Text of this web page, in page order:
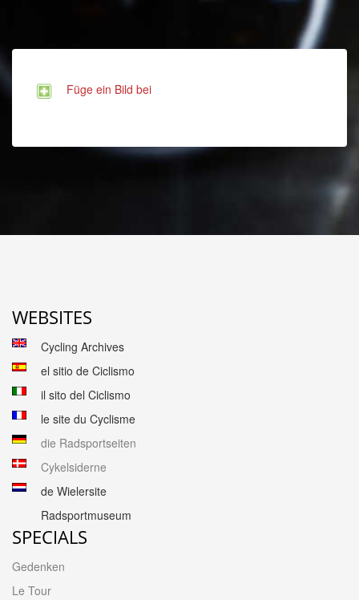
Füge ein Bild bei
WEBSITES
Cycling Archives
el sitio de Ciclismo
il sito del Ciclismo
le site du Cyclisme
die Radsportseiten
Cykelsiderne
de Wielersite
Radsportmuseum
SPECIALS
Gedenken
Le Tour